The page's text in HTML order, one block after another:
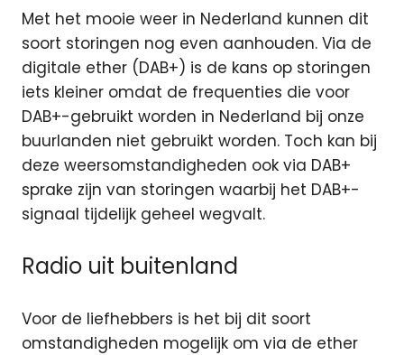
Met het mooie weer in Nederland kunnen dit
soort storingen nog even aanhouden. Via de
digitale ether (DAB+) is de kans op storingen
iets kleiner omdat de frequenties die voor
DAB+-gebruikt worden in Nederland bij onze
buurlanden niet gebruikt worden. Toch kan bij
deze weersomstandigheden ook via DAB+
sprake zijn van storingen waarbij het DAB+-
signaal tijdelijk geheel wegvalt.
Radio uit buitenland
Voor de liefhebbers is het bij dit soort
omstandigheden mogelijk om via de ether